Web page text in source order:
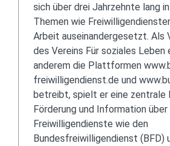
sich über drei Jahrzehnte lang
Themen wie
Arbeit auseinandergesetzt. Als
des Vereins Für soziales Leben
anderem die Plattformen
freiwilligendienst.de und
betreibt, spielt er eine zentrale
Förderung und Information über
Freiwilligendienste wie den
Bundesfreiwilligendienst (BFD)